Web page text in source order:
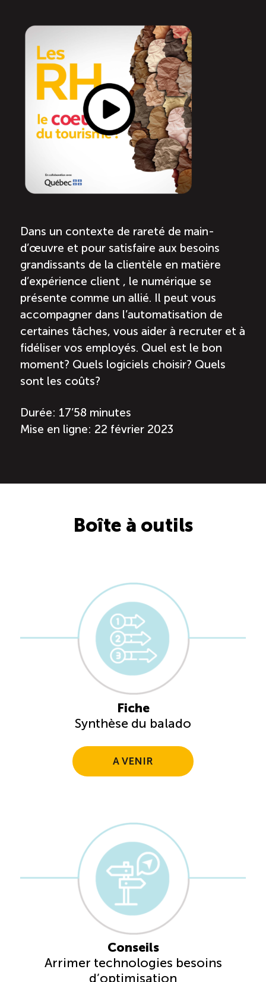
Dans un contexte de rareté de main-
d’œuvre et pour satisfaire aux besoins
grandissants de la clientèle en matière
d’expérience client , le numérique se
présente comme un allié. Il peut vous
accompagner dans l’automatisation de
certaines tâches, vous aider à recruter et à
fidéliser vos employés. Quel est le bon
moment? Quels logiciels choisir? Quels
sont les coûts?
Durée: 17’58 minutes
Mise en ligne: 22 février 2023
Boîte à outils
Fiche
Synthèse du balado
A VENIR
Conseils
Arrimer technologies besoins
d’optimisation